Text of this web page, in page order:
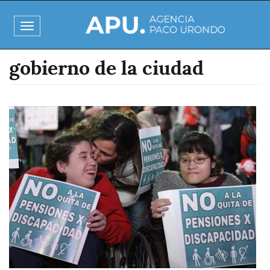
al
contenido
principal
Toggle
navigation
gobierno de la ciudad
Imagen